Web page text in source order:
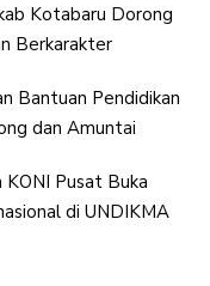
Kotabaru Dorong
Berkarakter
Bantuan Pendidikan
dan Amuntai
Pusat Buka
di UNDIKMA